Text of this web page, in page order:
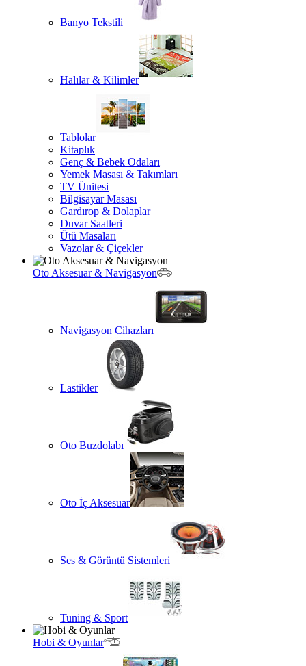
Banyo Tekstili
Halılar & Kilimler
Tablolar
Kitaplık
Genç & Bebek Odaları
Yemek Masası & Takımları
TV Ünitesi
Bilgisayar Masası
Gardırop & Dolaplar
Duvar Saatleri
Ütü Masaları
Vazolar & Çiçekler
Oto Aksesuar & Navigasyon
Navigasyon Cihazları
Lastikler
Oto Buzdolabı
Oto İç Aksesuar
Ses & Görüntü Sistemleri
Tuning & Sport
Hobi & Oyunlar